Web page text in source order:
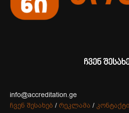
ჩვენ
info@accreditation.ge
ჩვენ შესახებ / რეკლამა / კონტაქტი